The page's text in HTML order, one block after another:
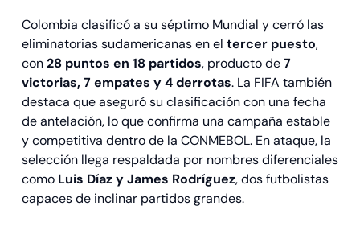
Colombia clasificó a su séptimo Mundial y cerró las
eliminatorias sudamericanas en el tercer puesto,
con28 puntos en 18 partidos, producto de7
victorias, 7 empates y 4 derrotas. La FIFA también
destaca que aseguró su clasificación con una fecha
de antelación, lo que confirma una campaña estable
y competitiva dentro de la CONMEBOL. En ataque, la
selección llega respaldada por nombres diferenciales
como Luis Díaz y James Rodríguez, dos futbolistas
capaces de inclinar partidos grandes.